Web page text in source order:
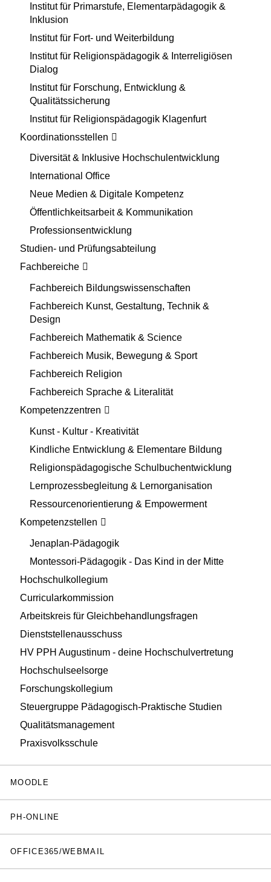
Institut für Primarstufe, Elementarpädagogik &
Inklusion
Institut für Fort- und Weiterbildung
Institut für Religionspädagogik & Interreligiösen
Dialog
Institut für Forschung, Entwicklung &
Qualitätssicherung
Institut für Religionspädagogik Klagenfurt
Koordinationsstellen
Diversität & Inklusive Hochschulentwicklung
International Office
Neue Medien & Digitale Kompetenz
Öffentlichkeitsarbeit & Kommunikation
Professionsentwicklung
Studien- und Prüfungsabteilung
Fachbereiche
Fachbereich Bildungswissenschaften
Fachbereich Kunst, Gestaltung, Technik &
Design
Fachbereich Mathematik & Science
Fachbereich Musik, Bewegung & Sport
Fachbereich Religion
Fachbereich Sprache & Literalität
Kompetenzzentren
Kunst - Kultur - Kreativität
Kindliche Entwicklung & Elementare Bildung
Religionspädagogische Schulbuchentwicklung
Lernprozessbegleitung & Lernorganisation
Ressourcenorientierung & Empowerment
Kompetenzstellen
Jenaplan-Pädagogik
Montessori-Pädagogik - Das Kind in der Mitte
Hochschulkollegium
Curricularkommission
Arbeitskreis für Gleichbehandlungsfragen
Dienststellenausschuss
HV PPH Augustinum - deine Hochschulvertretung
Hochschulseelsorge
Forschungskollegium
Steuergruppe Pädagogisch-Praktische Studien
Qualitätsmanagement
Praxisvolksschule
MOODLE
PH-ONLINE
OFFICE365/WEBMAIL